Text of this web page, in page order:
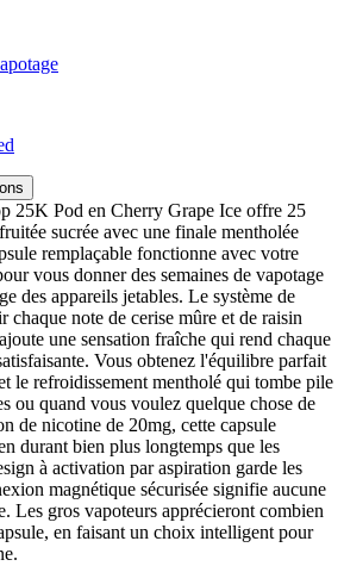
25K Pod en Cherry Grape Ice offre 25
sucrée avec une finale mentholée
remplaçable fonctionne avec votre
vous donner des semaines de vapotage
des appareils jetables. Le système de
chaque note de cerise mûre et de raisin
une sensation fraîche qui rend chaque
Vous obtenez l'équilibre parfait
le refroidissement mentholé qui tombe pile
ou quand vous voulez quelque chose de
de nicotine de 20mg, cette capsule
durant bien plus longtemps que les
à activation par aspiration garde les
magnétique sécurisée signifie aucune
Les gros vapoteurs apprécieront combien
en faisant un choix intelligent pour